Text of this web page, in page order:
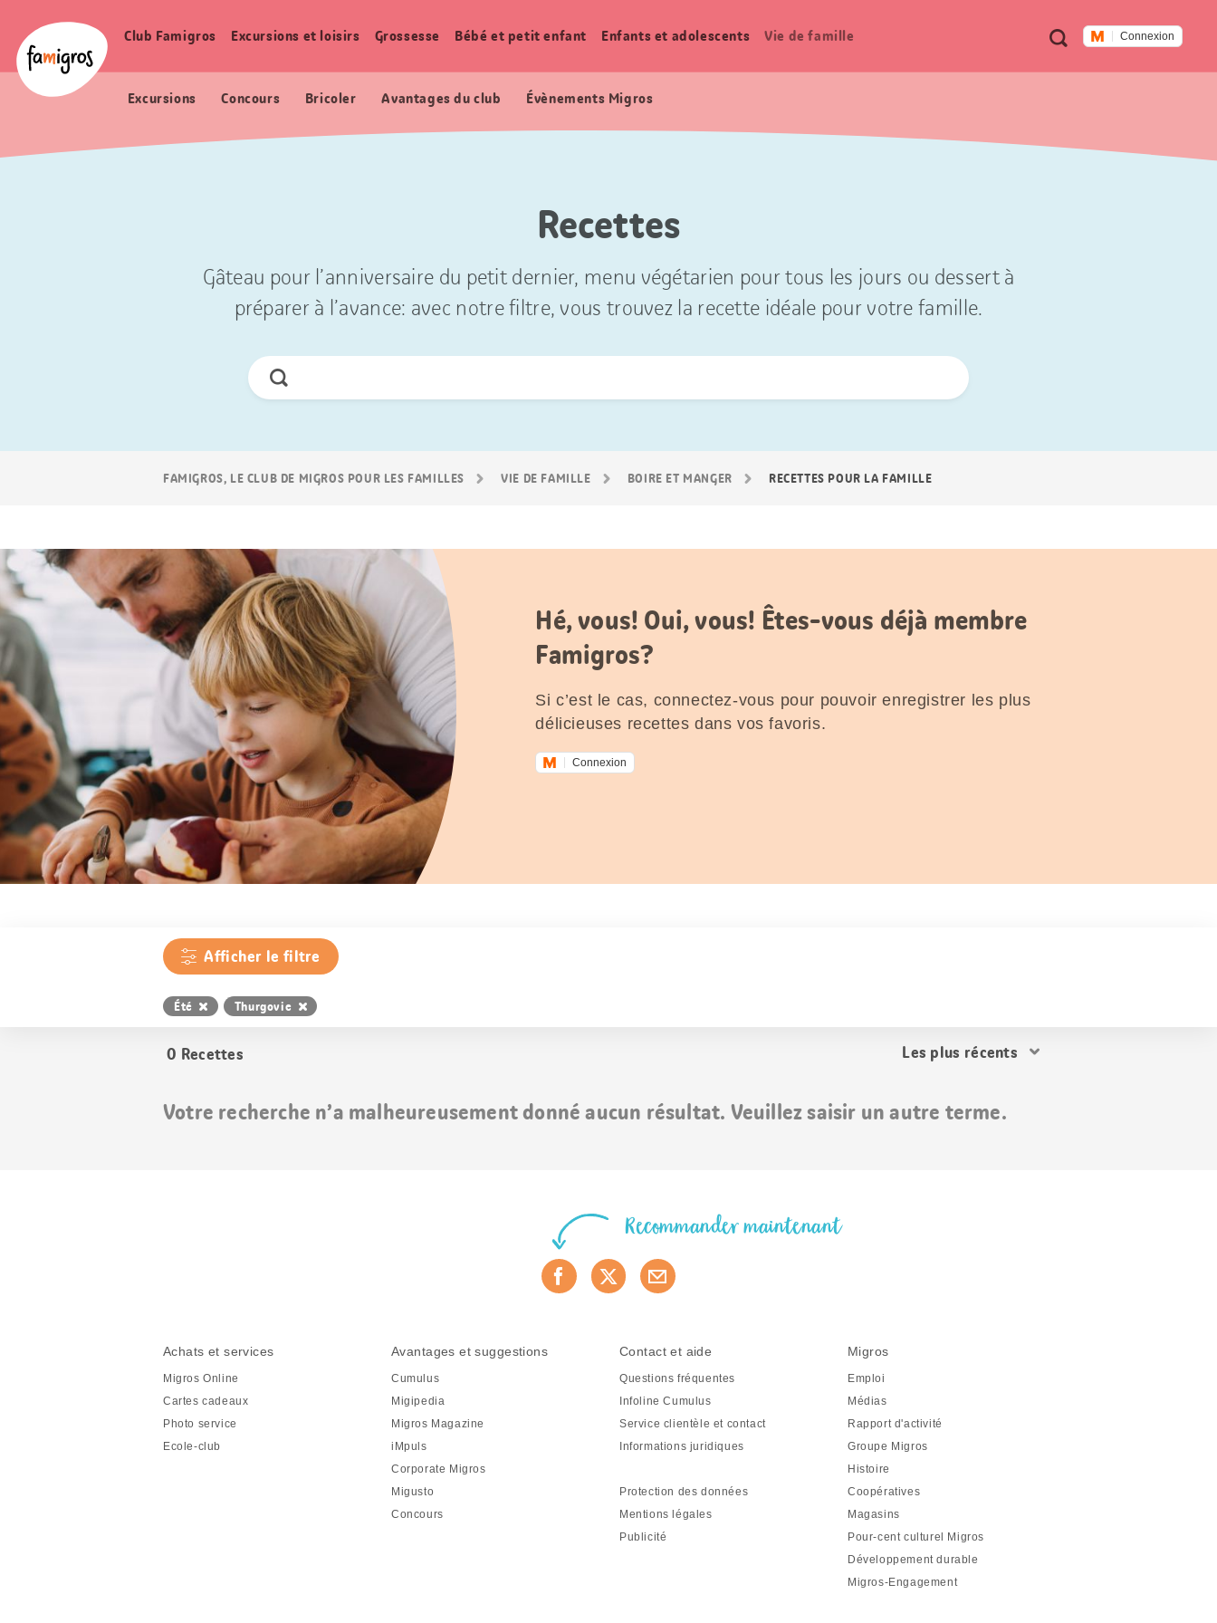
navigation
Logo
Métanavigation
RechercheConnexion
Navigation
Club Famigros Excursions et loisirs Grossesse Bébé et petit enfant Enfants et adolescents Vie de famille
Excursions Concours Bricoler Avantages du club Évènements Migros
Recettes
Gâteau pour l’anniversaire du petit dernier, menu végétarien pour tous les jours ou dessert à
préparer à l’avance: avec notre filtre, vous trouvez la recette idéale pour votre famille.
Chercher
FAMIGROS, LE CLUB DE MIGROS POUR LES FAMILLES VIE DE FAMILLE BOIRE ET MANGER RECETTES POUR LA FAMILLE
Hé, vous! Oui, vous! Êtes-vous déjà membre
Famigros?
Si c’est le cas, connectez-vous pour pouvoir enregistrer les plus
délicieuses recettes dans vos favoris.
Connexion
Afficher le filtre
Été Thurgovie
0 Recettes
Trier
Votre recherche n’a malheureusement donné aucun résultat. Veuillez saisir un autre terme.
Recommander maintenant
Achats et services
Migros Online
Cartes cadeaux
Photo service
Ecole-club
Avantages et suggestions
Cumulus
Migipedia
Migros Magazine
iMpuls
Corporate Migros
Migusto
Concours
Contact et aide
Questions fréquentes
Infoline Cumulus
Service clientèle et contact
Informations juridiques
Protection des données
Mentions légales
Publicité
Migros
Emploi
Médias
Rapport d'activité
Groupe Migros
Histoire
Coopératives
Magasins
Pour-cent culturel Migros
Développement durable
Migros-Engagement